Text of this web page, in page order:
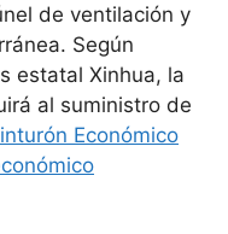
de ventilación y
Según
estatal Xinhua, la
al suministro de
Económico